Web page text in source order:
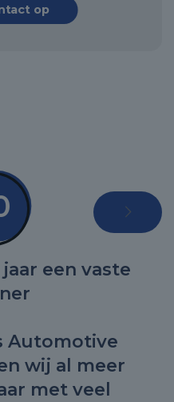
op
een vaste
Automotive
wij al meer
met veel